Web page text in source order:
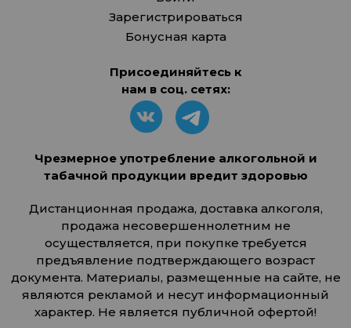
Зарегистрироваться
Бонусная карта
Присоединяйтесь к
нам в соц. сетях:
Чрезмерное употребление алкогольной и
табачной продукции вредит здоровью
Дистанционная продажа, доставка алкоголя,
продажа несовершеннолетним не
осуществляется, при покупке требуется
предъявление подтверждающего возраст
документа. Материалы, размещенные на сайте, не
являются рекламой и несут информационный
характер. Не является публичной офертой!